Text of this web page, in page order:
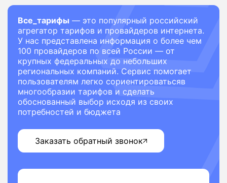
Все_тарифы — это популярный российский
агрегатор тарифов и провайдеров интернета.
У нас представлена информация о более чем
100 провайдеров по всей России — от
крупных федеральных до небольших
региональных компаний. Сервис помогает
пользователям легко сориентироватьсяв
многообразии тарифов и сделать
обоснованный выбор исходя из своих
потребностей и бюджета
Заказать обратный звонок